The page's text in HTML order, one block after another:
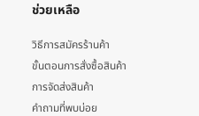
ช่วยเหลือ
วิธีการสมัครร้านค้า
ขั้นตอนการสั่งซื้อสินค้า
การจัดส่งสินค้า
คำถามที่พบบ่อย